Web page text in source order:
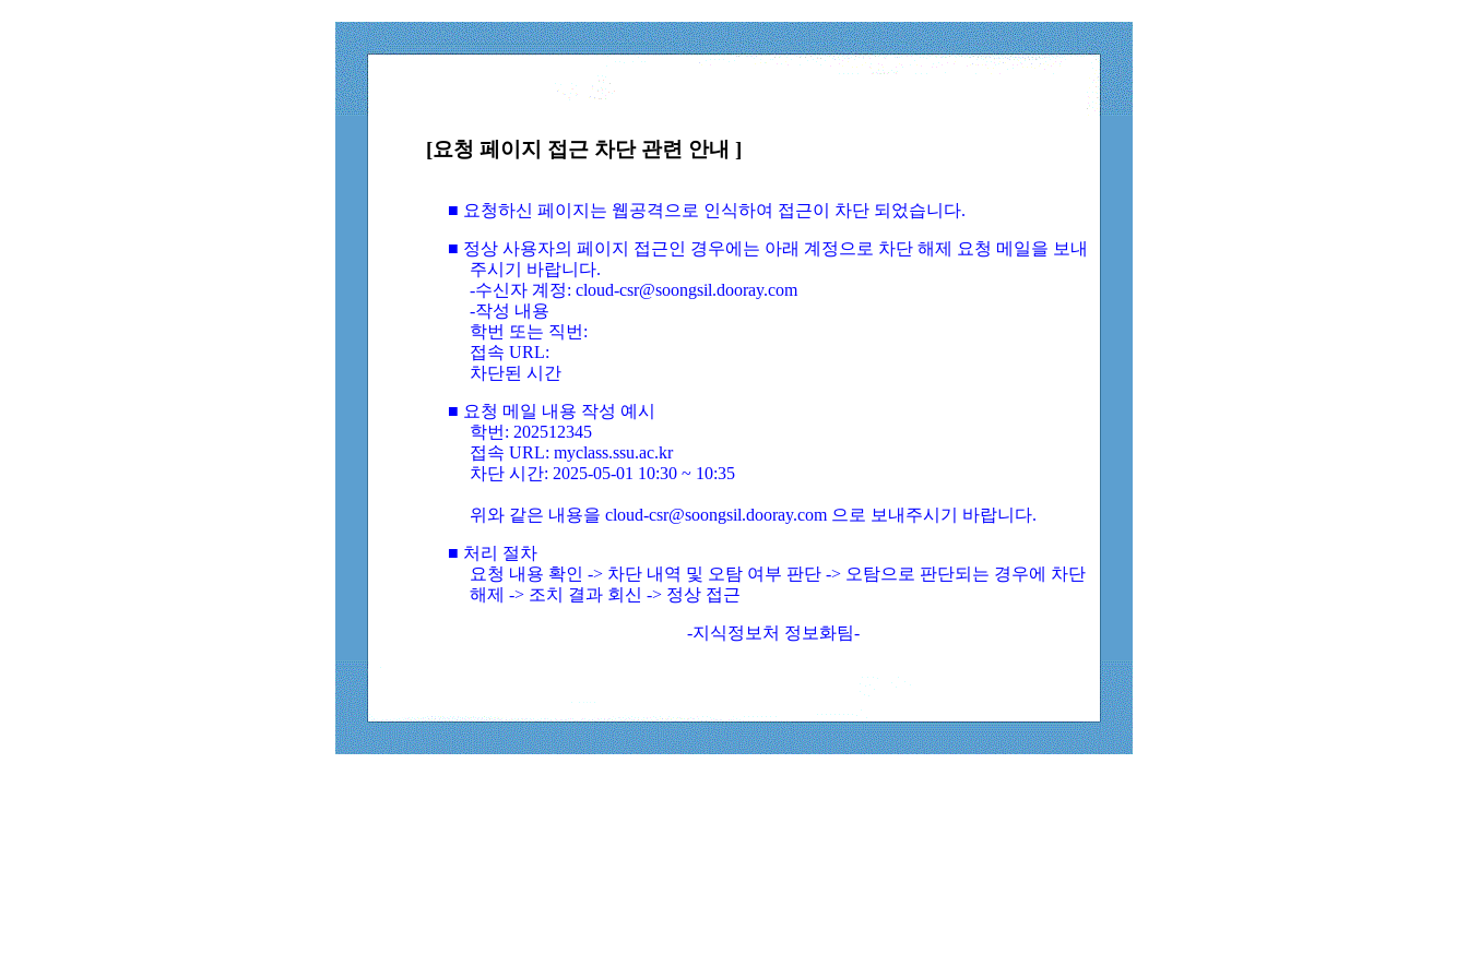
[요청 페이지 접근 차단 관련 안내 ]
■ 요청하신 페이지는 웹공격으로 인식하여 접근이 차단 되었습니다.
■ 정상 사용자의 페이지 접근인 경우에는 아래 계정으로 차단 해제 요청 메일을 보내
주시기 바랍니다.
-수신자 계정: cloud-csr@soongsil.dooray.com
-작성 내용
학번 또는 직번:
접속 URL:
차단된 시간
■ 요청 메일 내용 작성 예시
학번: 202512345
접속 URL: myclass.ssu.ac.kr
차단 시간: 2025-05-01 10:30 ~ 10:35
위와 같은 내용을 cloud-csr@soongsil.dooray.com 으로 보내주시기 바랍니다.
■ 처리 절차
요청 내용 확인 -> 차단 내역 및 오탐 여부 판단 -> 오탐으로 판단되는 경우에 차단
해제 -> 조치 결과 회신 -> 정상 접근
-지식정보처 정보화팀-